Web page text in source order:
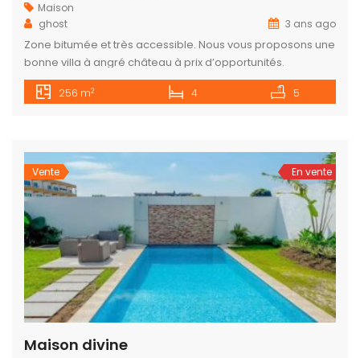
Maison
ghost
3 ans ago
Zone bitumée et très accessible. Nous vous proposons une
bonne villa à angré château à prix d’opportunités.
256 m2 4 5
Vente En vente
Maison divine